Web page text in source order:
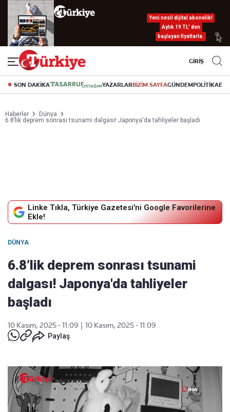
Yeni nesil dijital abonelik!
Aylık 19 TL’ den
başlayan fiyatlarla.
GİRİŞ
SON DAKİKA YAZARLARBİZİM SAYFAGÜNDEMPOLİTİKA
Haberler
Dünya
6.8’lik deprem sonrası tsunami dalgası! Japonya'da tahliyeler başladı
Linke Tıkla, Türkiye Gazetesi'ni Google Favorilerine
Ekle!
DÜNYA
6.8’lik deprem sonrası tsunami
dalgası! Japonya'da tahliyeler
başladı
10 Kasım, 2025 - 11:09
10 Kasım, 2025 - 11:09
Paylaş